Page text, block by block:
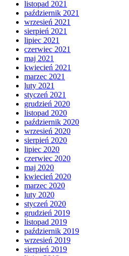
listopad 2021
październik 2021
wrzesień 2021
sierpień 2021
lipiec 2021
czerwiec 2021
maj 2021
kwiecień 2021
marzec 2021
luty 2021
styczeń 2021
grudzień 2020
listopad 2020
październik 2020
wrzesień 2020
sierpień 2020
lipiec 2020
czerwiec 2020
maj 2020
kwiecień 2020
marzec 2020
luty 2020
styczeń 2020
grudzień 2019
listopad 2019
październik 2019
wrzesień 2019
sierpień 2019